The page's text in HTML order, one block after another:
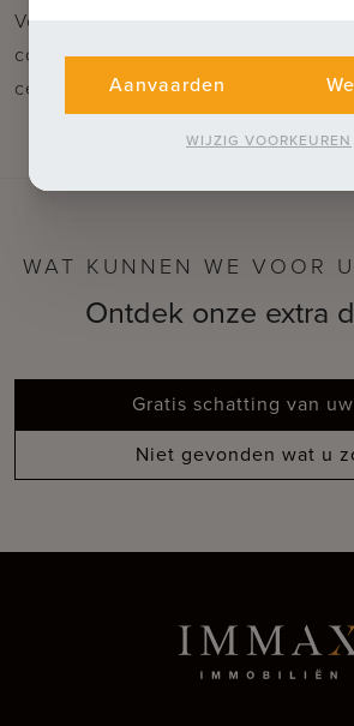
Voor verdere informatie of
contacteer Céline op 0476 60 60
celine@immax.be
WAT KUNNEN WE VOOR
Ontdek onze extra
Gratis schatting van
Niet gevonden wat u
Aanvaarden
WIJZIG VOORKEUREN